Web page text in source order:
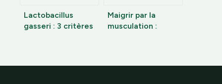
Lactobacillus
gasseri : 3 critères
Maigrir par la
musculation :